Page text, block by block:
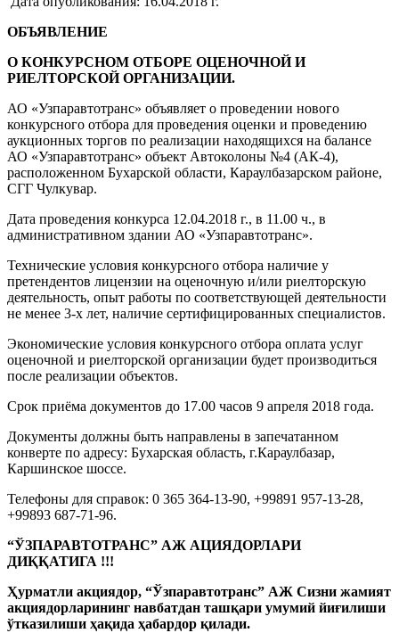
ОБЪЯВЛЕНИЕ
О КОНКУРСНОМ ОТБОРЕ ОЦЕНОЧНОЙ И
РИЕЛТОРСКОЙ ОРГАНИЗАЦИИ.
АО «Узпаравтотранс» объявляет о проведении нового
конкурсного отбора для проведения оценки и проведению
аукционных торгов по реализации находящихся на балансе
АО «Узпаравтотранс» объект Автоколоны №4 (АК-4),
расположенном Бухарской области, Караулбазарском районе,
СГГ Чулкувар.
Дата проведения конкурса 12.04.2018 г., в 11.00 ч., в
административном здании АО «Узпаравтотранс».
Технические условия конкурсного отбора наличие у
претендентов лицензии на оценочную и/или риелторскую
деятельность, опыт работы по соответствующей деятельности
не менее 3-х лет, наличие сертифицированных специалистов.
Экономические условия конкурсного отбора оплата услуг
оценочной и риелторской организации будет производиться
после реализации объектов.
Срок приёма документов до 17.00 часов 9 апреля 2018 года.
Документы должны быть направлены в запечатанном
конверте по адресу: Бухарская область, г.Караулбазар,
Каршинское шоссе.
Телефоны для справок: 0 365 364-13-90, +99891 957-13-28,
+99893 687-71-96.
“ЎЗПАРАВТОТРАНС” АЖ АЦИЯДОРЛАРИ
ДИҚҚАТИГА !!!
Ҳурматли акциядор, “Ўзпаравтотранс” АЖ Сизни жамият
акциядорларининг навбатдан ташқари умумий йиғилиши
ўтказилиши ҳақида ҳабардор қилади.